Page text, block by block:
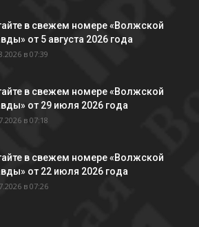
в свежем номере «Волжской
от 5 августа 2026 года
в 07:39
в свежем номере «Волжской
от 29 июля 2026 года
в 07:18
в свежем номере «Волжской
от 22 июля 2026 года
в 07:26